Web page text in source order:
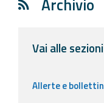
Archivio
Vai alle
Allerte e